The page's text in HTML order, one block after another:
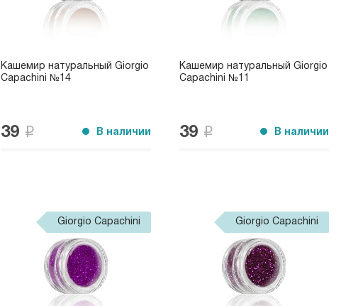
Кашемир натуральный Giorgio
Capachini №14
39 В наличии
Кашемир натуральный Giorgio
Capachini №11
39 В наличии
Giorgio Capachini Giorgio Capachini